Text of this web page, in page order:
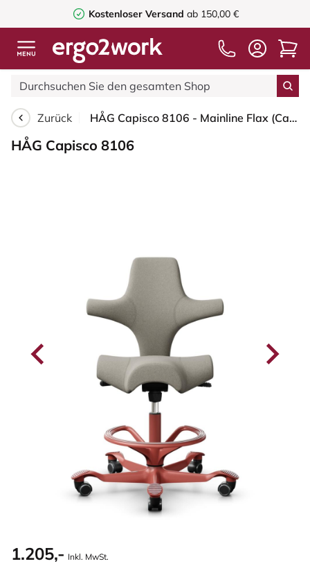
Kostenloser Versand ab 150,00 €
Zurück HÅG Capisco 8106 - Mainline Flax (Camira) Wolle / Leinen - MLF002 Beige-Grey - Blush Rose - 200 mm (Sitzhöhe 46-64cm) - Harte Rollen für weiche Böden
HÅG Capisco 8106
1.205,- Inkl. MwSt.